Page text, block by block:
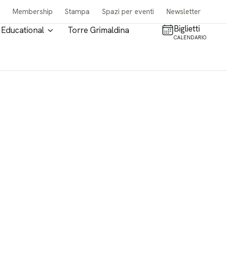
Membership Stampa Spazi per eventi Newsletter
Educational Torre Grimaldina Biglietti
CALENDARIO